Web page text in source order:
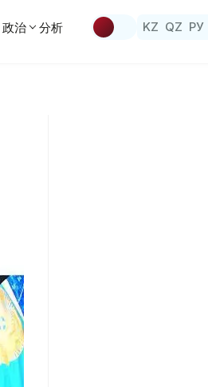
政治 分析 KZ QZ РУ